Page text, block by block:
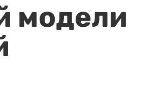
модели